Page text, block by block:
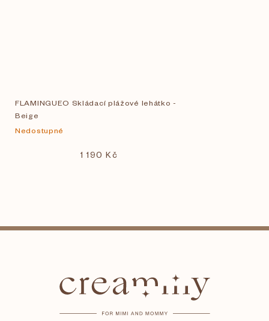
FLAMINGUEO Skládací plážové lehátko -
Beige
Nedostupné
1 190 Kč